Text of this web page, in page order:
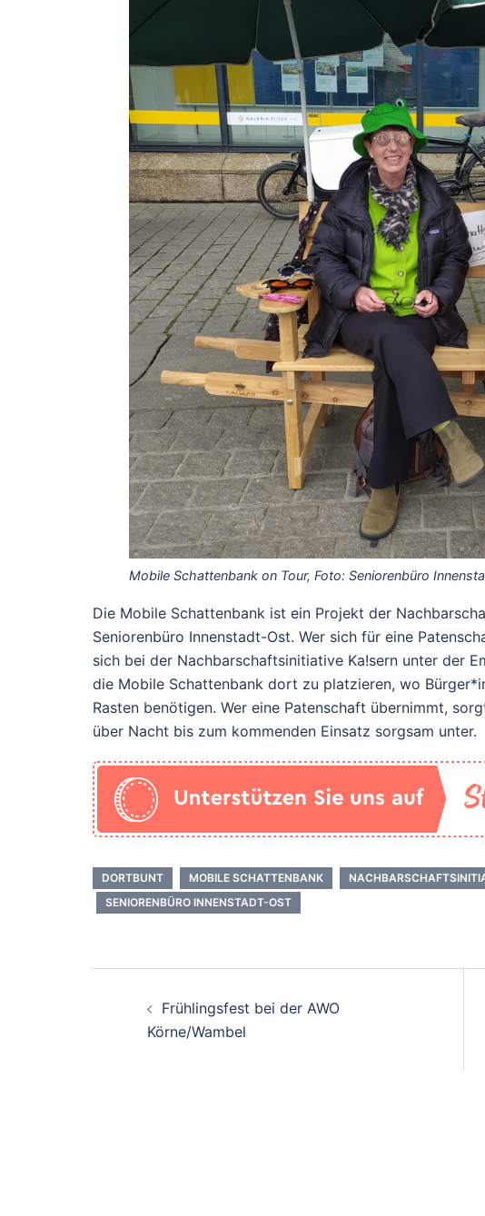
Mobile Schattenbank on Tour, Foto: Seniorenbüro
Die Mobile Schattenbank ist ein Projekt der
Seniorenbüro Innenstadt-Ost. Wer sich für eine
sich bei der Nachbarschaftsinitiative Ka!sern unter der
die Mobile Schattenbank dort zu platzieren, wo
Rasten benötigen. Wer eine Patenschaft übernimmt,
über Nacht bis zum kommenden Einsatz sorgsam unter.
DORTBUNT MOBILE SCHATTENBANK
SENIORENBÜRO INNENSTADT-OST
Beitrags-
Navigation
Frühlingsfest bei der AWO
Körne/Wambel